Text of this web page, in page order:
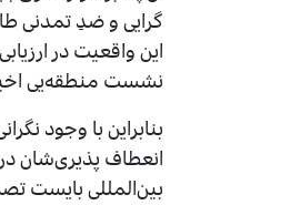
گرایی و ضدِ تمدنی
این واقعیت در
نشست منطقه‌یی اخیرِ
بنابراین با وجود
انعطاف پذیری‌شان
بین‌المللی بایست